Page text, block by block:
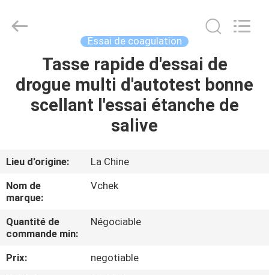
MAISON
PRODUITS
SUJET
DE
NOUS
VISITE
D'USINE
Guangzhou
Decheng
Essai de coagulation
Tasse rapide d'essai de
drogue multi d'autotest bonne
scellant l'essai étanche de
salive
Lieu d'origine:
La Chine
Nom de
marque:
Vchek
Quantité de
commande min:
Négociable
Prix:
negotiable